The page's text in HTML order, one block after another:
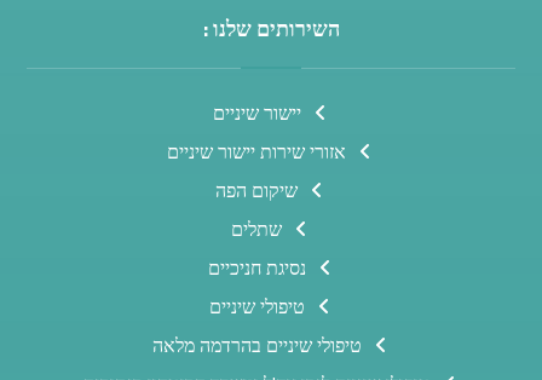
השירותים שלנו :
יישור שיניים
אזורי שירות יישור שיניים
שיקום הפה
שתלים
נסיגת חניכיים
טיפולי שיניים
טיפולי שיניים בהרדמה מלאה